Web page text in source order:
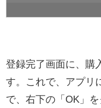
登録完了画面に、購
す。これで、アプリ
で、右下の「OK」